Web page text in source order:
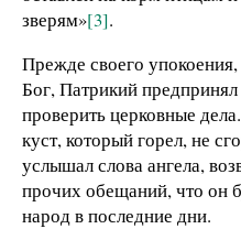
зверям»[3].
Прежде своего
Бог, Патрикий
проверить церковные
куст, который горел, не
услышал слова ангела,
прочих обещаний, что он
народ в последние дни.